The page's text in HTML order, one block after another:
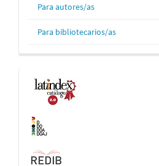
Para autores/as
Para bibliotecarios/as
Indexaciones